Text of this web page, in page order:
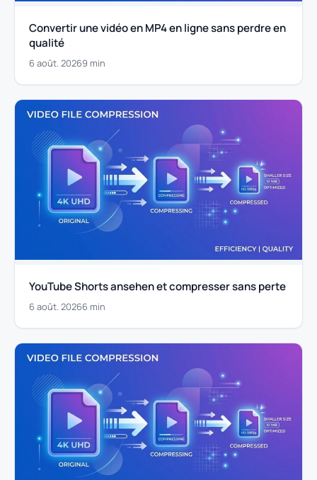
Convertir une vidéo en MP4 en ligne sans perdre en
qualité
6 août. 20269 min
YouTube Shorts ansehen et compresser sans perte
6 août. 20266 min